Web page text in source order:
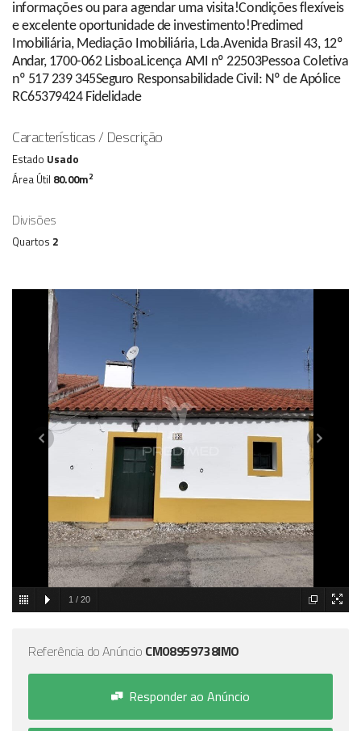
informações ou para agendar uma visita!Condições flexíveis
e excelente oportunidade de investimento!Predimed
Imobiliária, Mediação Imobiliária, Lda.Avenida Brasil 43, 12º
Andar, 1700-062 LisboaLicença AMI nº 22503Pessoa Coletiva
nº 517 239 345Seguro Responsabilidade Civil: Nº de Apólice
RC65379424 Fidelidade
Características / Descrição
Estado Usado
Área Útil 80.00m2
Divisões
Quartos 2
1 / 20
Referência do Anúncio CM08959738IMO
Responder ao Anúncio